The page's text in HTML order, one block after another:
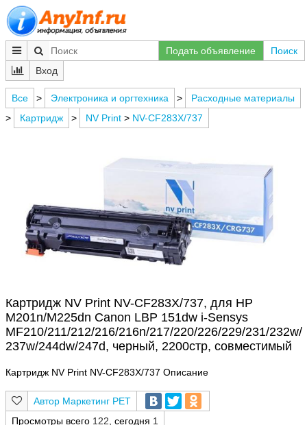
Подать объявление
Поиск
Вход
Все > Электроника и оргтехника >
Расходные материалы
>
Картридж > NV Print > NV-CF283X/737
Картридж NV Print NV-CF283X/737, для HP
M201n/M225dn Canon LBP 151dw i-Sensys
MF210/211/212/216/216n/217/220/226/229/231/232w/
237w/244dw/247d, черный, 2200стр, совместимый
Картридж NV Print NV-CF283X/737 Описание
Маркетинг РЕТ
Просмотры всего 122 , сегодня 1